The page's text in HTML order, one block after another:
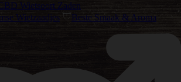
Wietsoort Zaden
Wietzaadjes
Beste Smaak & Aroma